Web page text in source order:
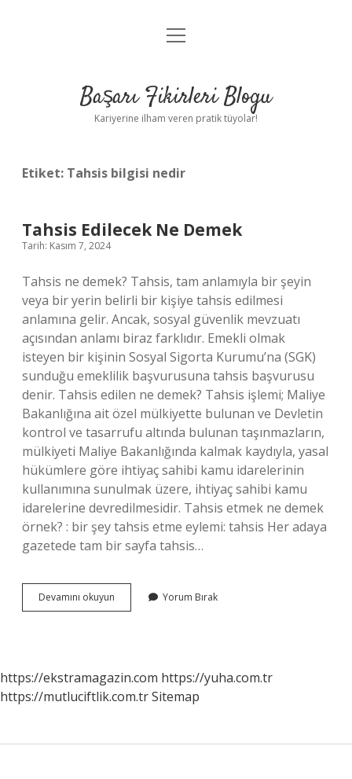
Anasayfa
Yasal Uyarı
menüyü
Başarı Fikirleri Blogu
Kariyerine ilham veren pratik tüyolar!
Etiket: Tahsis bilgisi nedir
Tahsis Edilecek Ne Demek
Tarih: Kasım 7, 2024
Tahsis ne demek? Tahsis, tam anlamıyla bir şeyin
veya bir yerin belirli bir kişiye tahsis edilmesi
anlamına gelir. Ancak, sosyal güvenlik mevzuatı
açısından anlamı biraz farklıdır. Emekli olmak
isteyen bir kişinin Sosyal Sigorta Kurumu’na (SGK)
sunduğu emeklilik başvurusuna tahsis başvurusu
denir. Tahsis edilen ne demek? Tahsis işlemi; Maliye
Bakanlığına ait özel mülkiyette bulunan ve Devletin
kontrol ve tasarrufu altında bulunan taşınmazların,
mülkiyeti Maliye Bakanlığında kalmak kaydıyla, yasal
hükümlere göre ihtiyaç sahibi kamu idarelerinin
kullanımına sunulmak üzere, ihtiyaç sahibi kamu
idarelerine devredilmesidir. Tahsis etmek ne demek
örnek? : bir şey tahsis etme eylemi: tahsis Her adaya
gazetede tam bir sayfa tahsis…
Devamını okuyun
Edilecek
Yorum Bırak
https://ekstramagazin.com https://yuha.com.tr
https://mutluciftlik.com.trSitemap